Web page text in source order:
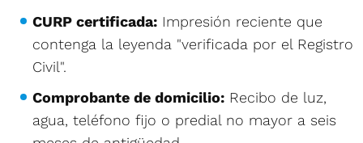
CURP certificada: Impresión reciente que
contenga la leyenda "verificada por el Registro
Civil".
Comprobante de domicilio: Recibo de luz,
agua, teléfono fijo o predial no mayor a seis